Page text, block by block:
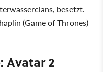
besetzt.
(Game of Thrones)
Avatar 2